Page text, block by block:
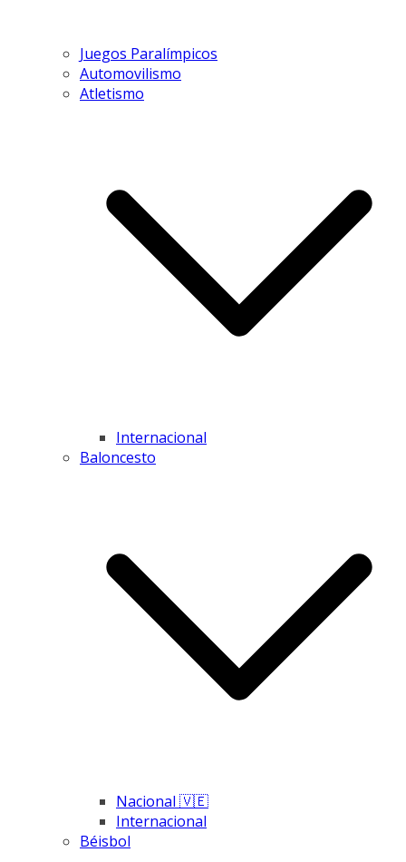
Juegos Paralímpicos
Automovilismo
Atletismo
Internacional
Baloncesto
Nacional 🇻🇪
Internacional
Béisbol